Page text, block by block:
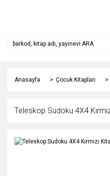
Anasayfa Çocuk Kitapları
Teleskop Sudoku 4X4